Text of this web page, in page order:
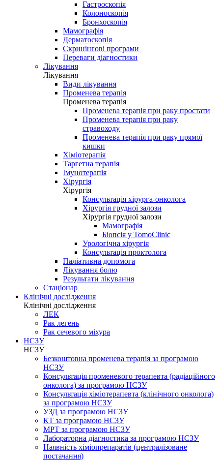
Гастроскопія
Колоноскопія
Бронхоскопія
Мамографія
Дерматоскопія
Скринінгові програми
Переваги діагностики
Лікування
Лікування
Види лікування
Променева терапія
Променева терапія
Променева терапія при раку простати
Променева терапія при раку
стравоходу
Променева терапія при раку прямої
кишки
Хіміотерапія
Таргетна терапія
Імунотерапія
Хірургія
Хірургія
Консультація хірурга-онколога
Хірургія грудної залози
Хірургія грудної залози
Мамографія
Біопсія у TomoClinic
Урологічна хірургія
Консультація проктолога
Паліативна допомога
Лікування болю
Результати лікування
Стаціонар
Клінічні дослідження
Клінічні дослідження
ЛЕК
Рак легень
Рак сечевого міхура
НСЗУ
НСЗУ
Безкоштовна променева терапія за програмою
НСЗУ
Консультація променевого терапевта (радіаційного
онколога) за програмою НСЗУ
Консультація хіміотерапевта (клінічного онколога)
за програмою НСЗУ
УЗД за програмою НСЗУ
КТ за програмою НСЗУ
МРТ за програмою НСЗУ
Лабораторна діагностика за програмою НСЗУ
Наявність хіміопрепаратів (централізоване
постачання)